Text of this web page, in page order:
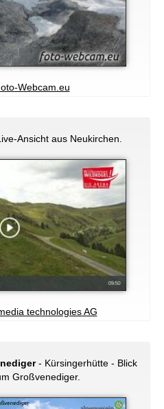
Webcam.eu
Ansicht aus Neukirchen.
technologies AG
- Kürsingerhütte - Blick
Großvenediger.